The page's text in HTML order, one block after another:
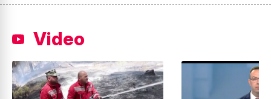
Video